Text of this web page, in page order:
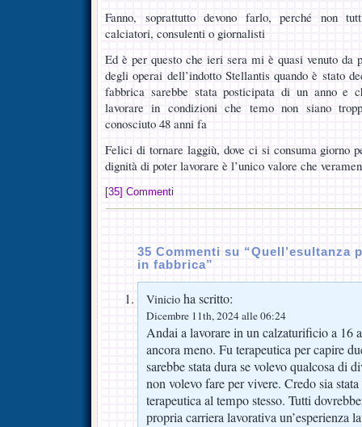
Fanno, soprattutto devono farlo, perché non
calciatori, consulenti o giornalisti
Ed è per questo che ieri sera mi è quasi venuto da
degli operai dell’indotto Stellantis quando è stato
fabbrica sarebbe stata posticipata di un anno e
lavorare in condizioni che temo non siano
conosciuto 48 anni fa
Felici di tornare laggiù, dove ci si consuma giorno
dignità di poter lavorare è l’unico valore che
[35] Commenti
35 Commenti su “Quell’esultanza
in fabbrica”
Vinicio ha scritto:
Dicembre 11th, 2024 alle 06:24
Andai a lavorare in un calzaturificio a 16
ancora meno. Fu terapeutica per capire
sarebbe stata dura se volevo qualcosa di
non volevo fare per vivere. Credo sia
terapeutica al tempo stesso. Tutti
propria carriera lavorativa un’esperienza